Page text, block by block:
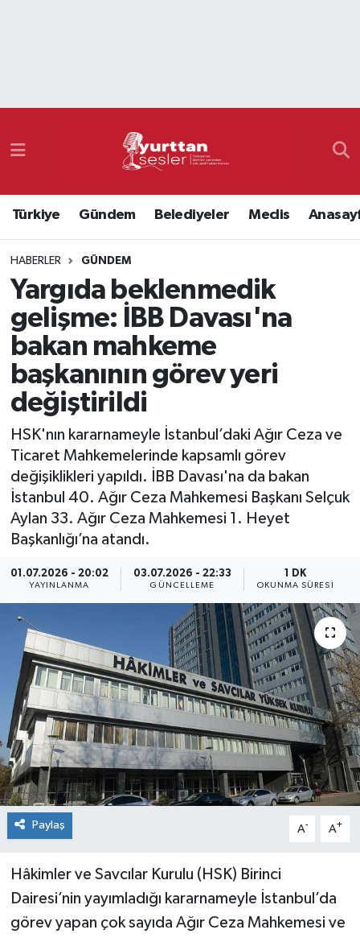
Türkiye Gündem Belediyeler Meclis
HABERLER GÜNDEM
Yargıda beklenmedik
gelişme: İBB Davası'na
bakan mahkeme
başkanının görev yeri
değiştirildi
HSK'nın kararnameyle İstanbul’daki Ağır Ceza ve
Ticaret Mahkemelerinde kapsamlı görev
değişiklikleri yapıldı. İBB Davası'na da bakan
İstanbul 40. Ağır Ceza Mahkemesi Başkanı Selçuk
Aylan 33. Ağır Ceza Mahkemesi 1. Heyet
Başkanlığı’na atandı.
01.07.2026 - 20:02
YAYINLANMA
03.07.2026 - 22:33
GÜNCELLEME
1 DK
OKUNMA SÜRESI
Paylaş A- A+
Hâkimler ve Savcılar Kurulu (HSK) Birinci
Dairesi’nin yayımladığı kararnameyle İstanbul’da
görev yapan çok sayıda Ağır Ceza Mahkemesi ve
Namaz Vakitleri
Süper Lig Puan Durumu ve Fikstür
Tüm Manşetler
Son Dakika Haberleri
Haber Arşivi